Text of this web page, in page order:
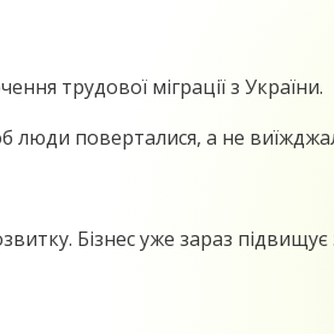
трудової міграції з України.
поверталися, а не
Бізнес уже зараз